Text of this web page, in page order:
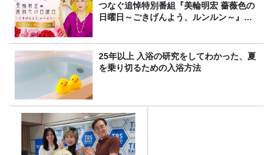
つなぐ追悼特別番組『美輪明宏 薔薇色の
日曜日～ごきげんよう、ルンルン～』
25年以上 入浴の研究をしてわかった、夏
を乗り切るための入浴方法